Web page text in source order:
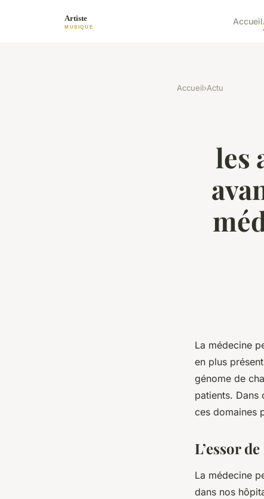
Accueil
Accueil›Actu
les
La médecine
en plus
génome de
patients. Dans
ces domaines
L’essor
La médecine
dans nos